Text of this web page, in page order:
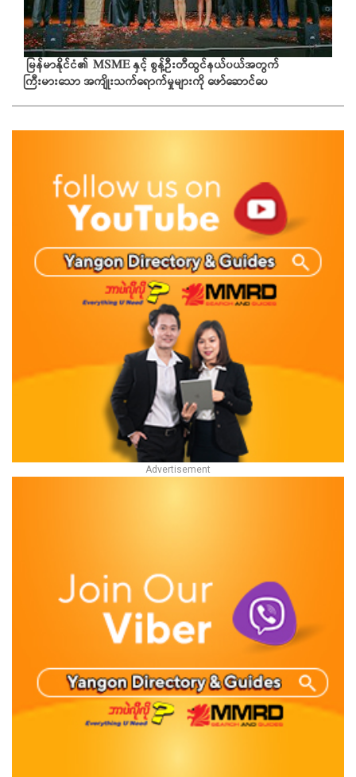
မြန်မာနိုင်ငံ၏ MSME နှင့် စွန့်ဦးတီထွင်နယ်ပယ်အတွက်
ကြီးမားသော အကျိုးသက်ရောက်မှုများကို ဖော်ဆောင်ပေ